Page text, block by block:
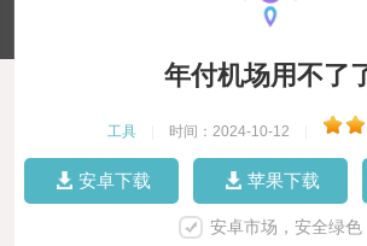
年付机场用不了
工具 时间：2024-10-12
安卓下载 苹果下载
安卓市场，安全绿色